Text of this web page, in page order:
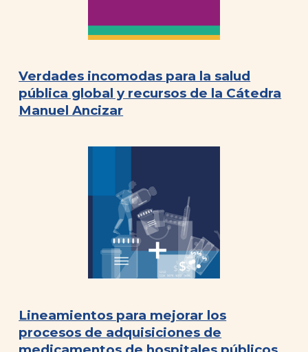
Verdades incomodas para la salud
pública global y recursos de la Cátedra
Manuel Ancizar
Lineamientos para mejorar los
procesos de adquisiciones de